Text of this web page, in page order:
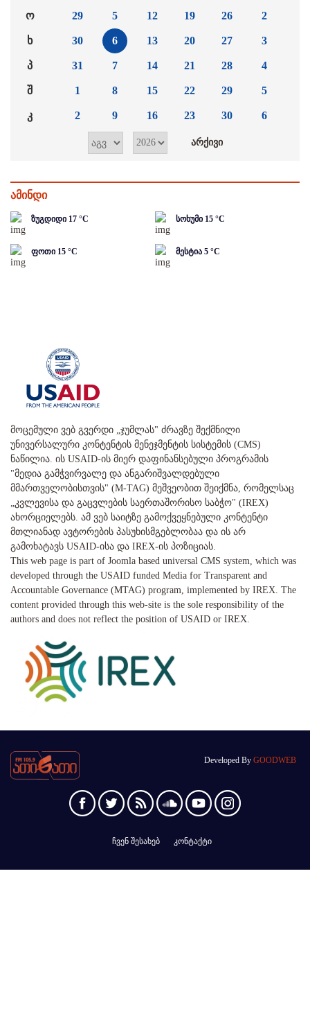
ო
ხ
პ
შ
კ
29
30
31
1
2
5
6
7
8
9
12
13
14
15
16
19
20
21
22
23
26
27
28
29
30
2
3
4
5
6
ამინდი
ზუგდიდი 17 °C სოხუმი 15 °C
ფოთი 15 °C მესტია 5 °C
მოცემული ვებ გვერდი „ჯუმლას" ძრავზე შექმნილი
უნივერსალური კონტენტის მენეჯმენტის სისტემის (CMS)
ნაწილია. ის USAID-ის მიერ დაფინანსებული პროგრამის
"მედია გამჭვირვალე და ანგარიშვალდებული
მმართველობისთვის" (M-TAG) მეშვეობით შეიქმნა, რომელსაც
„კვლევისა და გაცვლების საერთაშორისო საბჭო" (IREX)
ახორციელებს. ამ ვებ საიტზე გამოქვეყნებული კონტენტი
მთლიანად ავტორების პასუხისმგებლობაა და ის არ
გამოხატავს USAID-ისა და IREX-ის პოზიციას.
This web page is part of Joomla based universal CMS system, which was
developed through the USAID funded Media for Transparent and
Accountable Governance (MTAG) program, implemented by IREX. The
content provided through this web-site is the sole responsibility of the
authors and does not reflect the position of USAID or IREX.
Developed By GOODWEB
ჩვენ შესახებ კონტაქტი